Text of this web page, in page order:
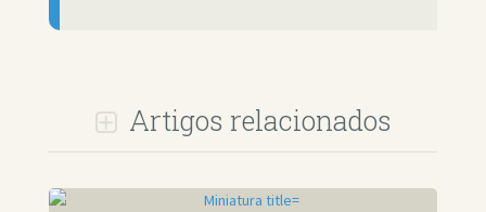
Artigos relacionados